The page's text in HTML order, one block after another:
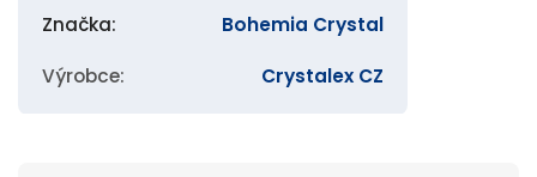
Značka: Bohemia Crystal
Výrobce: Crystalex CZ